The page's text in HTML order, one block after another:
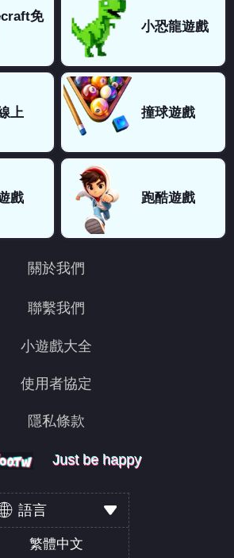
可怕! ! !
免
小恐龍遊戲
上 撞球遊戲
戲 跑酷遊戲
關於我們
聯繫我們
小遊戲大全
使用者協定
隱私條款
Just be happy
Just be happy
Just be happy
語言
繁體中文